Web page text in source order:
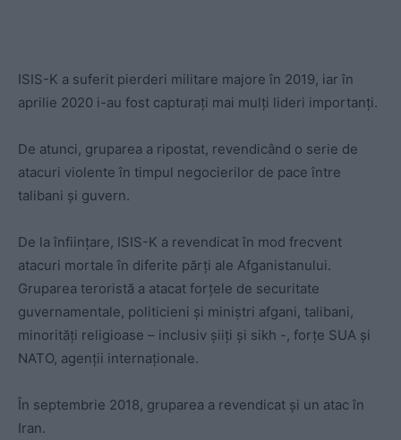
ISIS-K a suferit pierderi militare majore în 2019, iar în
aprilie 2020 i-au fost capturați mai mulți lideri importanți.
De atunci, gruparea a ripostat, revendicând o serie de
atacuri violente în timpul negocierilor de pace între
talibani și guvern.
De la înființare, ISIS-K a revendicat în mod frecvent
atacuri mortale în diferite părți ale Afganistanului.
Gruparea teroristă a atacat forțele de securitate
guvernamentale, politicieni și miniștri afgani, talibani,
minorități religioase – inclusiv șiiți și sikh -, forțe SUA și
NATO, agenții internaționale.
În septembrie 2018, gruparea a revendicat și un atac în
Iran.